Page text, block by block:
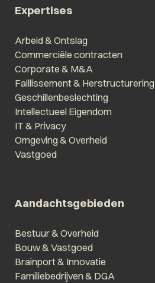
Expertises
Arbeid & Ontslag
Commerciële contracten
Corporate & M&A
Faillissement & Herstructurering
Geschillenbeslechting
Intellectueel Eigendom
IT & Privacy
Omgeving & Overheid
Vastgoed
Aandachtsgebieden
Bestuur & Overheid
Bouw & Vastgoed
Brainport & Innovatie
Familiebedrijven & DGA